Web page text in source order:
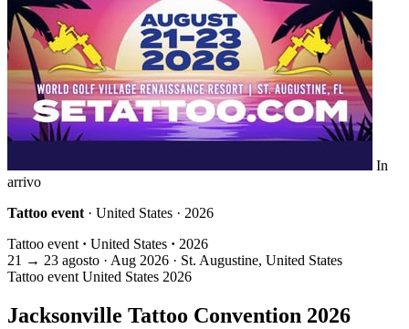
In
arrivo
Tattoo event · United States · 2026
Tattoo event · United States · 2026
21 → 23 agosto · Aug 2026 · St. Augustine, United States
Tattoo event United States 2026
Jacksonville Tattoo Convention 2026